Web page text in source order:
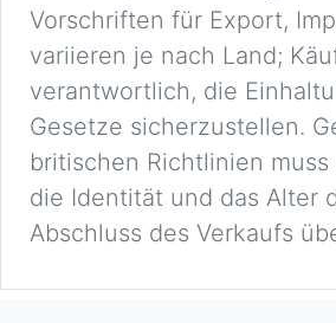
Vorschriften für Export,
variieren je nach Land;
verantwortlich, die
Gesetze sicherzustellen.
britischen Richtlinien
die Identität und das Alter
Abschluss des Verkaufs